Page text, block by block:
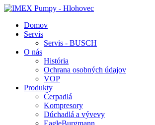
Domov
Servis
Servis - BUSCH
O nás
História
Ochrana osobných údajov
VOP
Produkty
Čerpadlá
Kompresory
Dúchadlá a vývevy
EagleBurgmann